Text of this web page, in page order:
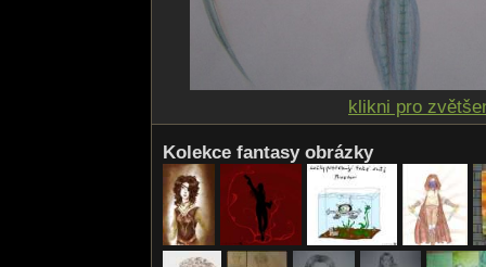
klikni pro
Kolekce fantasy obrázky